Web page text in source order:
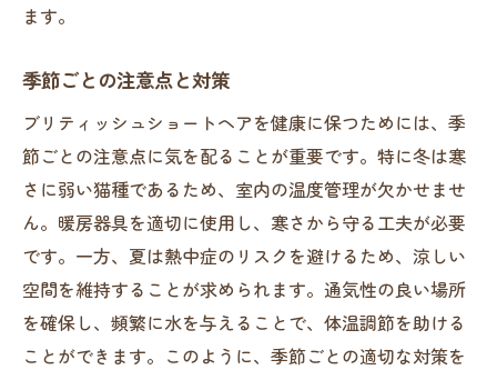
ます。
季節ごとの注意点と対策
ブリティッシュショートヘアを健康に保つためには、季
節ごとの注意点に気を配ることが重要です。特に冬は寒
さに弱い猫種であるため、室内の温度管理が欠かせませ
ん。暖房器具を適切に使用し、寒さから守る工夫が必要
です。一方、夏は熱中症のリスクを避けるため、涼しい
空間を維持することが求められます。通気性の良い場所
を確保し、頻繁に水を与えることで、体温調節を助ける
ことができます。このように、季節ごとの適切な対策を